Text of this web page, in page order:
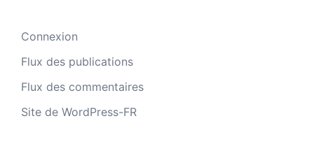
Connexion
Flux des publications
Flux des commentaires
Site de WordPress-FR